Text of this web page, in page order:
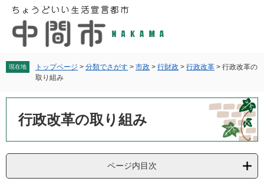
へ
現在地 トップページ > 分類でさがす > 市政 > 行財政 > 行政改革 > 行政改革の
取り組み
行政改革の取り組み
ページ内目次